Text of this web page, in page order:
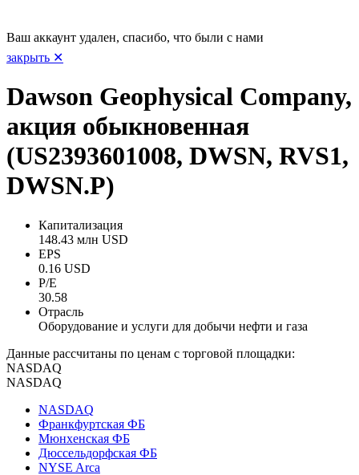
Ваш аккаунт удален, спасибо, что были с нами
закрыть ✕
Dawson Geophysical Company,
акция обыкновенная
(US2393601008, DWSN, RVS1,
DWSN.P)
Капитализация
148.43 млн USD
EPS
0.16 USD
P/E
30.58
Отрасль
Оборудование и услуги для добычи нефти и газа
Данные рассчитаны по ценам с торговой площадки:
NASDAQ
NASDAQ
NASDAQ
Франкфуртская ФБ
Мюнхенская ФБ
Дюссельдорфская ФБ
NYSE Arca